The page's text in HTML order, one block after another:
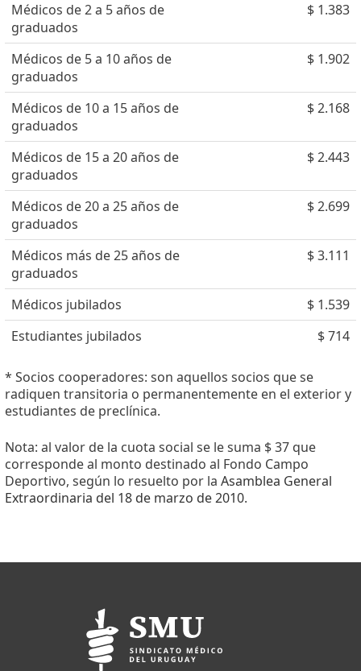
Médicos de 2 a 5 años de
graduados
$ 1.383
Médicos de 5 a 10 años de
graduados
$ 1.902
Médicos de 10 a 15 años de
graduados
$ 2.168
Médicos de 15 a 20 años de
graduados
$ 2.443
Médicos de 20 a 25 años de
graduados
$ 2.699
Médicos más de 25 años de
graduados
$ 3.111
Médicos jubilados
$ 1.539
Estudiantes jubilados
$ 714
* Socios cooperadores: son aquellos socios que se
radiquen transitoria o permanentemente en el exterior y
estudiantes de preclínica.
Nota: al valor de la cuota social se le suma $ 37 que
corresponde al monto destinado al Fondo Campo
Deportivo, según lo resuelto por la Asamblea General
Extraordinaria del 18 de marzo de 2010.